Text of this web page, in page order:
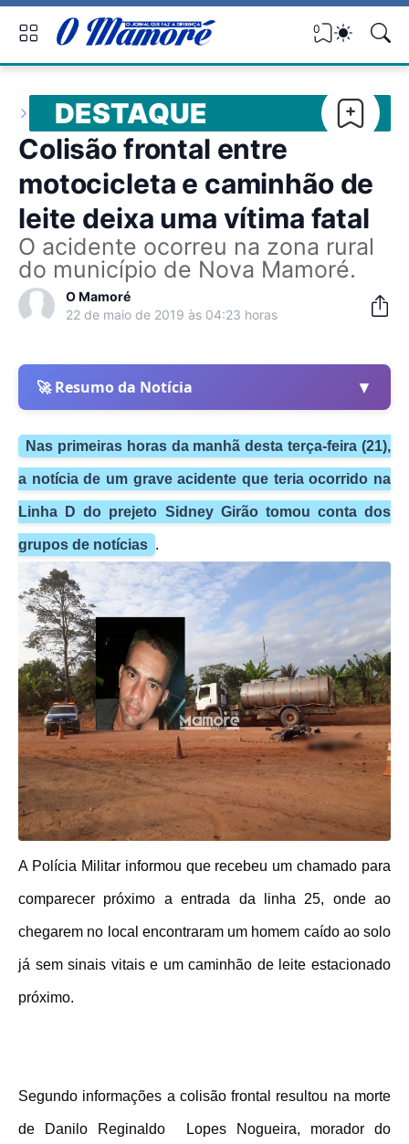
0
DESTAQUE
Colisão frontal entre
motocicleta e caminhão de
leite deixa uma vítima fatal
O acidente ocorreu na zona rural
do município de Nova Mamoré.
O Mamoré
22 de maio de 2019 às 04:23 horas
🚀 Resumo da Notícia ▼
Nas primeiras horas da manhã desta terça-feira (21),
a notícia de um grave acidente que teria ocorrido na
Linha D do prejeto Sidney Girão tomou conta dos
grupos de notícias .
A Polícia Militar informou que recebeu um chamado para
comparecer próximo a entrada da linha 25, onde ao
chegarem no local encontraram um homem caído ao solo
já sem sinais vitais e um caminhão de leite estacionado
próximo.
Segundo informações a colisão frontal resultou na morte
de Danilo Reginaldo Lopes Nogueira, morador do